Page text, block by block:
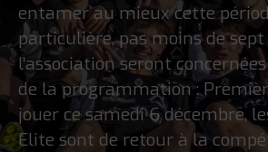
entamer au mieux cette
particulière, pas moins de sept
l’association seront
de la programmation :
jouer ce samedi 6 décembre,
Elite sont de retour à la